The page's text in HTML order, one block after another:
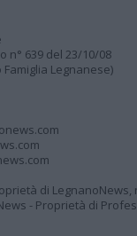
n° 639 del 23/10/08
Legnanese)
di
- Proprietà di